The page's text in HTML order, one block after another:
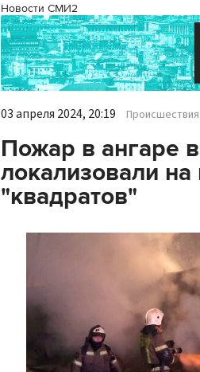
Новости СМИ2
03 апреля 2024, 20:19 Происшествия
Пожар в ангаре
локализовали
"квадратов"